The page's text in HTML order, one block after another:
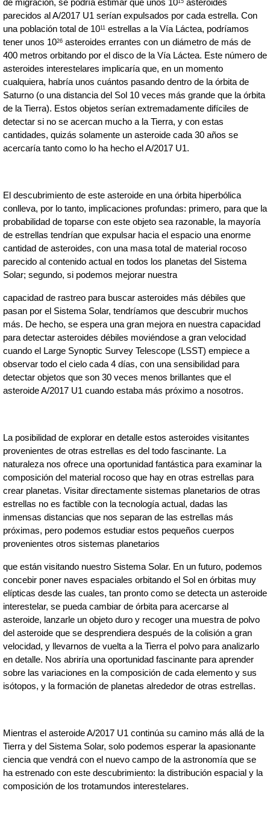
de migración, se podría estimar que unos 10
asteroides
parecidos al A/2017 U1 serían expulsados por cada estrella. Con
una población total de 1011 estrellas a la Vía Láctea, podríamos
tener unos 1026 asteroides errantes con un diámetro de más de
400 metros orbitando por el disco de la Vía Láctea. Este número de
asteroides interestelares implicaría que, en un momento
cualquiera, habría unos cuántos pasando dentro de la órbita de
Saturno (o una distancia del Sol 10 veces más grande que la órbita
de la Tierra). Estos objetos serían extremadamente difíciles de
detectar si no se acercan mucho a la Tierra, y con estas
cantidades, quizás solamente un asteroide cada 30 años se
acercaría tanto como lo ha hecho el A/2017 U1.
El descubrimiento de este asteroide en una órbita hiperbólica
conlleva, por lo tanto, implicaciones profundas: primero, para que la
probabilidad de toparse con este objeto sea razonable, la mayoría
de estrellas tendrían que expulsar hacia el espacio una enorme
cantidad de asteroides, con una masa total de material rocoso
parecido al contenido actual en todos los planetas del Sistema
Solar; segundo, si podemos mejorar nuestra
capacidad de rastreo para buscar asteroides más débiles que
pasan por el Sistema Solar, tendríamos que descubrir muchos
más. De hecho, se espera una gran mejora en nuestra capacidad
para detectar asteroides débiles moviéndose a gran velocidad
cuando el Large Synoptic Survey Telescope (LSST) empiece a
observar todo el cielo cada 4 días, con una sensibilidad para
detectar objetos que son 30 veces menos brillantes que el
asteroide A/2017 U1 cuando estaba más próximo a nosotros.
La posibilidad de explorar en detalle estos asteroides visitantes
provenientes de otras estrellas es del todo fascinante. La
naturaleza nos ofrece una oportunidad fantástica para examinar la
composición del material rocoso que hay en otras estrellas para
crear planetas. Visitar directamente sistemas planetarios de otras
estrellas no es factible con la tecnología actual, dadas las
inmensas distancias que nos separan de las estrellas más
próximas, pero podemos estudiar estos pequeños cuerpos
provenientes otros sistemas planetarios
que están visitando nuestro Sistema Solar. En un futuro, podemos
concebir poner naves espaciales orbitando el Sol en órbitas muy
elípticas desde las cuales, tan pronto como se detecta un asteroide
interestelar, se pueda cambiar de órbita para acercarse al
asteroide, lanzarle un objeto duro y recoger una muestra de polvo
del asteroide que se desprendiera después de la colisión a gran
velocidad, y llevarnos de vuelta a la Tierra el polvo para analizarlo
en detalle. Nos abriría una oportunidad fascinante para aprender
sobre las variaciones en la composición de cada elemento y sus
isótopos, y la formación de planetas alrededor de otras estrellas.
Mientras el asteroide A/2017 U1 continúa su camino más allá de la
Tierra y del Sistema Solar, solo podemos esperar la apasionante
ciencia que vendrá con el nuevo campo de la astronomía que se
ha estrenado con este descubrimiento: la distribución espacial y la
composición de los trotamundos interestelares.